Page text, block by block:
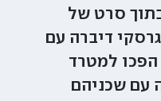
סרט של
דיברה עם
למטרד
עם שכניהם